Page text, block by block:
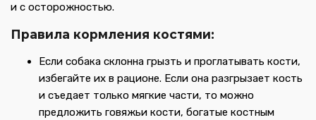
и с осторожностью.
Правила кормления костями:
Если собака склонна грызть и проглатывать кости,
избегайте их в рационе. Если она разгрызает кость
и съедает только мягкие части, то можно
предложить говяжьи кости, богатые костным